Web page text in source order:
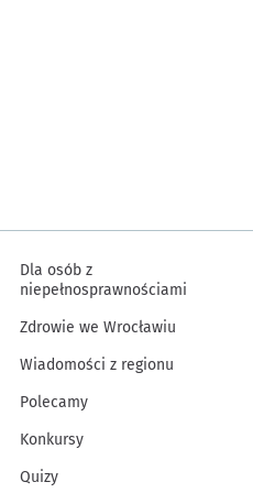
Dla osób z
niepełnosprawnościami
Zdrowie we Wrocławiu
Wiadomości z regionu
Polecamy
Konkursy
Quizy